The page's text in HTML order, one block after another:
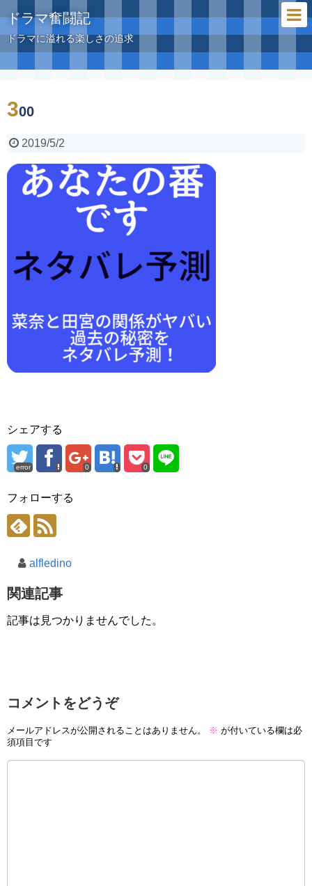
ドラマ奮闘記
ドラマに溢れる楽しさの追求
300
2019/5/2
シェアする
error 0 0
フォローする
alfledino
関連記事
記事は見つかりませんでした。
コメントをどうぞ
メールアドレスが公開されることはありません。 ※ が付いている欄は必
須項目です